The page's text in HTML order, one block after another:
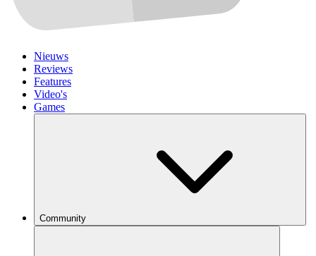
Nieuws
Reviews
Features
Video's
Games
Community